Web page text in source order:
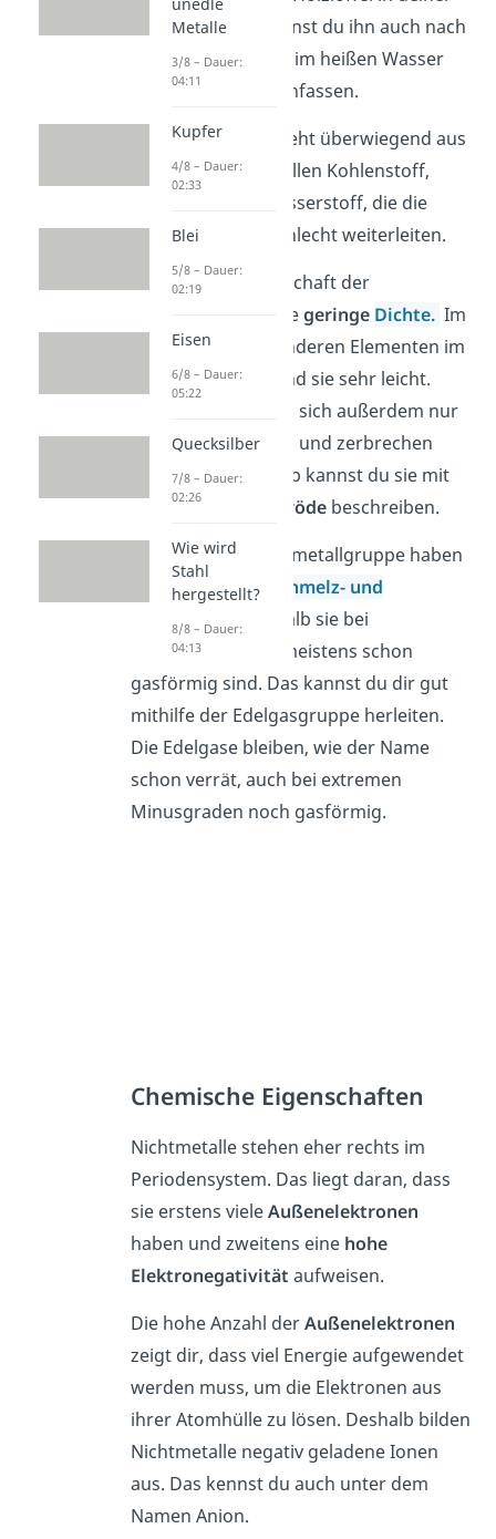
Teetasse, dann kannst du ihn auch nach
mehreren Minuten im heißen Wasser
noch problemlos anfassen.
Der Holzlöffel besteht überwiegend aus
den drei Nichtmetallen Kohlenstoff,
Sauerstoff und Wasserstoff, die die
Wärme hier nur schlecht weiterleiten.
Eine weitere Eigenschaft der
Nichtmetalle ist ihregeringe Dichte. Im
Vergleich zu den anderen Elementen im
Periodensystem sind sie sehr leicht.
Nichtmetalle lassen sich außerdem nur
schlecht verformen und zerbrechen
daher eher. Deshalb kannst du sie mit
der Eigenschaft
sprödebeschreiben.
Elemente der Nichtmetallgruppe haben
einenniedrigen
Schmelz- und
Siedepunkt,
weshalb sie bei
Raumtemperatur meistens schon
gasförmig sind. Das kannst du dir gut
mithilfe der Edelgasgruppe herleiten.
Die Edelgase bleiben, wie der Name
schon verrät, auch bei extremen
Minusgraden noch gasförmig.
Chemische Eigenschaften
Nichtmetalle stehen eher rechts im
Periodensystem. Das liegt daran, dass
sie erstens vieleAußenelektronen
haben und zweitens eine hohe
Elektronegativität aufweisen.
Die hohe Anzahl derAußenelektronen
zeigt dir, dass viel Energie aufgewendet
werden muss, um die Elektronen aus
ihrer Atomhülle zu lösen. Deshalb bilden
Nichtmetalle negativ geladene Ionen
aus. Das kennst du auch unter dem
Namen Anion.
Metalle
3/8 – Dauer:
04:11
Kupfer
4/8 – Dauer:
02:33
Blei
5/8 – Dauer:
02:19
Eisen
6/8 – Dauer:
05:22
Quecksilber
7/8 – Dauer:
02:26
Wie wird
Stahl
hergestellt?
8/8 – Dauer:
04:13